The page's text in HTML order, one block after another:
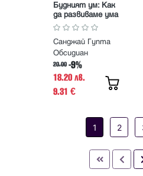
Будният ум: Как
да развиваме ума
си на всяка
възраст
Санджай Гупта
Обсидиан
20.00 -9%
18.20 лв.
9.31 €
1 2